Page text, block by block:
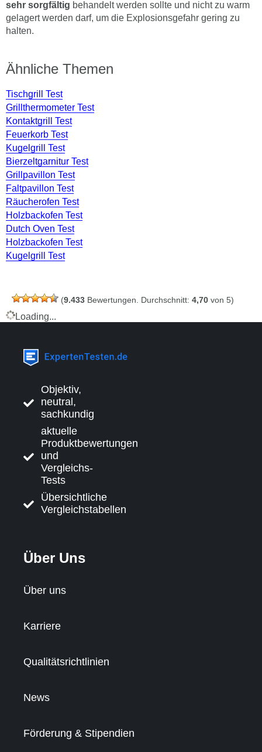
sehr sorgfältig behandelt werden sollte und nicht zu warm
gelagert werden darf, um die Explosionsgefahr gering zu
halten.
Ähnliche Themen
Tischgrill Test
Grillthermometer Test
Kontaktgrill Test
Feuerkorb Test
Kugelgrill Test
Bierzeltgarnitur Test
Grillpavillon Test
Faltpavillon Test
Räucherofen Test
Holzbackofen Test
Dutch Oven Test
Holzbackofen Test
Kugelgrill Test
(9.433 Bewertungen. Durchschnitt: 4,70 von 5)
Loading...
Objektiv,
neutral,
sachkundig
aktuelle
Produktbewertungen
und
Vergleichs-
Tests
Übersichtliche
Vergleichstabellen
Über Uns
Über uns
Karriere
Qualitätsrichtlinien
News
Förderung & Stipendien